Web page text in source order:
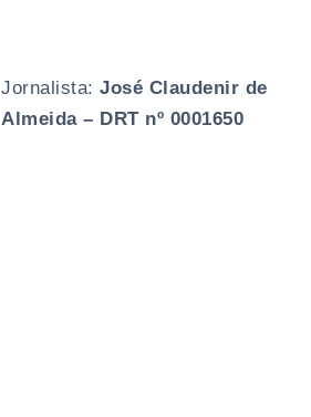
Jornalista: José Claudenir de
Almeida – DRT nº 0001650